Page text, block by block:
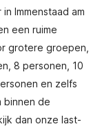
Immenstaad am
een ruime
grotere groepen,
8 personen, 10
en zelfs
binnen de
dan onze last-